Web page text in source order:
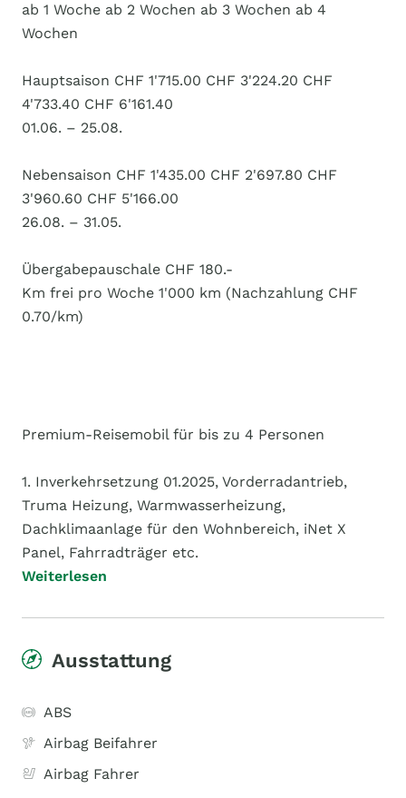
ab 1 Woche ab 2 Wochen ab 3 Wochen ab 4
Wochen
Hauptsaison CHF 1'715.00 CHF 3'224.20 CHF
4'733.40 CHF 6'161.40
01.06. – 25.08.
Nebensaison CHF 1'435.00 CHF 2'697.80 CHF
3'960.60 CHF 5'166.00
26.08. – 31.05.
Übergabepauschale CHF 180.-
Km frei pro Woche 1'000 km (Nachzahlung CHF
0.70/km)
Premium-Reisemobil für bis zu 4 Personen
1. Inverkehrsetzung 01.2025, Vorderradantrieb,
Truma Heizung, Warmwasserheizung,
Dachklimaanlage für den Wohnbereich, iNet X
Panel, Fahrradträger etc.
Weiterlesen
Ausstattung
ABS
Airbag Beifahrer
Airbag Fahrer